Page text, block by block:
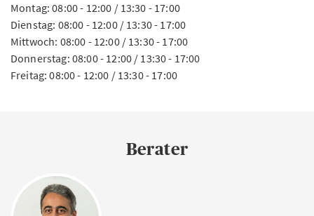
Montag: 08:00 - 12:00 / 13:30 - 17:00
Dienstag: 08:00 - 12:00 / 13:30 - 17:00
Mittwoch: 08:00 - 12:00 / 13:30 - 17:00
Donnerstag: 08:00 - 12:00 / 13:30 - 17:00
Freitag: 08:00 - 12:00 / 13:30 - 17:00
Berater